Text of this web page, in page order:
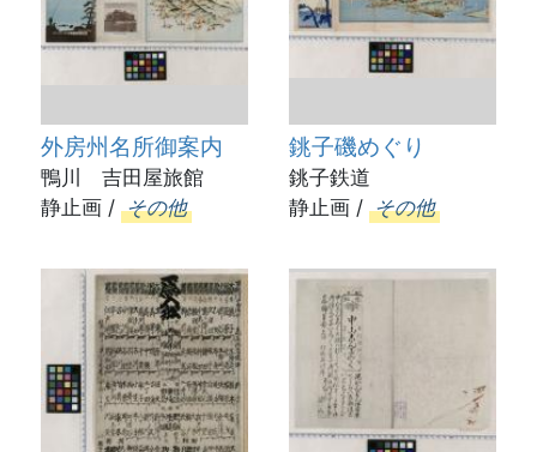
外房州名所御案内
鴨川 吉田屋旅館
静止画 / その他
銚子磯めぐり
銚子鉄道
静止画 / その他